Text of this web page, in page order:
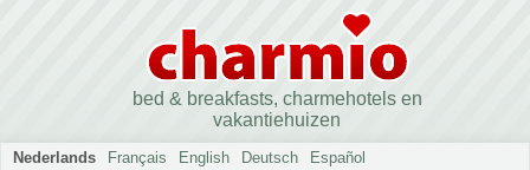
bed & breakfasts, charmehotels en
vakantiehuizen
Nederlands Français English Deutsch Español